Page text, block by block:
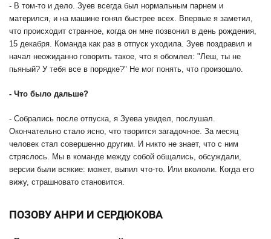
- В том-то и дело. Зуев всегда был нормальным парнем и
матерился, и на машине гонял быстрее всех. Впервые я заметил,
что происходит странное, когда он мне позвонил в день рождения,
15 декабря. Команда как раз в отпуск уходила. Зуев поздравил и
начал неожиданно говорить такое, что я обомлел: "Леш, ты не
пьяный? У тебя все в порядке?" Не мог понять, что произошло.
- Что было дальше?
- Собрались после отпуска, я Зуева увидел, послушал.
Окончательно стало ясно, что творится загадочное. За месяц
человек стал совершенно другим. И никто не знает, что с ним
стряслось. Мы в команде между собой общались, обсуждали,
версии были всякие: может, выпил что-то. Или вкололи. Когда его
вижу, страшновато становится.
ПОЗОВУ АНРИ И СЕРДЮКОВА